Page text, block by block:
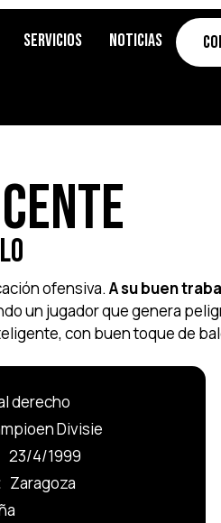
Servicios Noticias
ofensiva.A su buen
un jugador que genera
con buen toque de
derecho
Divisie
23/4/1999
Zaragoza